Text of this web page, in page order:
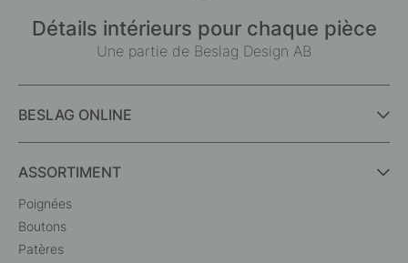
Détails intérieurs pour chaque pièce
Une partie de Beslag Design AB
BESLAG ONLINE
ASSORTIMENT
Poignées
Boutons
Patères